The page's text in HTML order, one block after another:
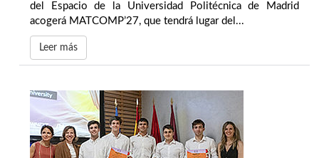
del Espacio de la Universidad Politécnica de Madrid
acogerá MATCOMP’27, que tendrá lugar del...
Leer más